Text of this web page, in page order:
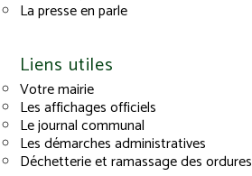
La presse en parle
Liens utiles
Votre mairie
Les affichages officiels
Le journal communal
Les démarches administratives
Déchetterie et ramassage des ordures